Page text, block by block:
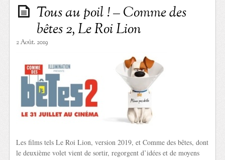
Tous au poil ! – Comme des
bêtes 2, Le Roi Lion
2 Août. 2019
Les films tels Le Roi Lion, version 2019, et Comme des bêtes, dont
le deuxième volet vient de sortir, regorgent d’idées et de moyens